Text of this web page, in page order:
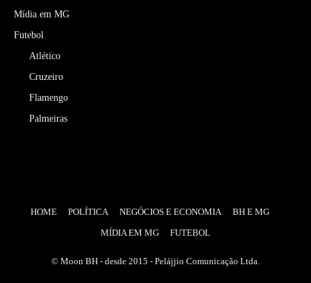
Mídia em MG
Futebol
Atlético
Cruzeiro
Flamengo
Palmeiras
HOME POLÍTICA NEGÓCIOS E ECONOMIA
BH E MG
MÍDIA EM MG
FUTEBOL
© Moon BH - desde 2015 - Pelájjio Comunicação Ltda.